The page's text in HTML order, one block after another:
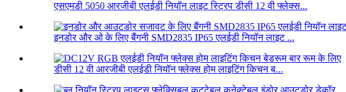
एसएमडी 5050 आरजीबी एलईडी नियॉन लाइट स्ट्रिप डीसी 12 वी फ्लेक्स...
इनडोर और ओ के लिए बैंगनी SMD2835 IP65 एलईडी नियॉन लाइट ...
डीसी 12 वी आरजीबी एलईडी नियॉन फ्लेक्स होम लाइटिंग किचन ब...